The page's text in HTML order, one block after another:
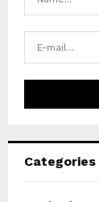
Categories